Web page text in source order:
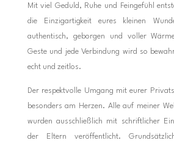
Mit viel Geduld, Ruhe und Feingefühl
die Einzigartigkeit eures kleinen
authentisch, geborgen und voller
Geste und jede Verbindung wird so
echt und zeitlos.
Der respektvolle Umgang mit eurer
besonders am Herzen. Alle auf meiner
wurden ausschließlich mit schriftlicher
der Eltern veröffentlicht.